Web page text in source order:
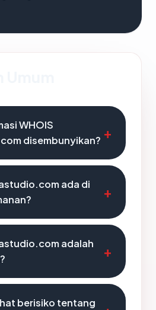
WHOIS
disembunyikan?
ada di
adalah
berisiko tentang